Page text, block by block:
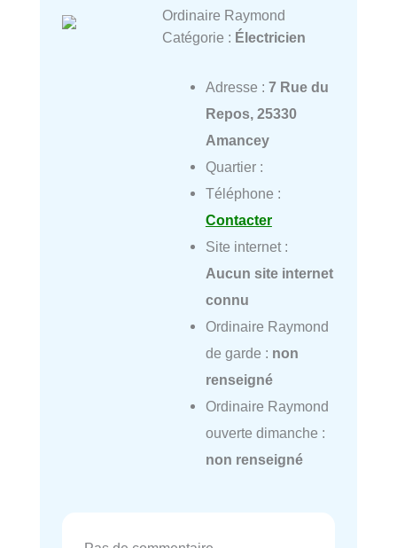
Ordinaire Raymond
Catégorie : Électricien
Adresse : 7 Rue du
Repos, 25330
Amancey
Quartier :
Téléphone :
Contacter
Site internet :
Aucun site internet
connu
Ordinaire Raymond
de garde : non
renseigné
Ordinaire Raymond
ouverte dimanche :
non renseigné